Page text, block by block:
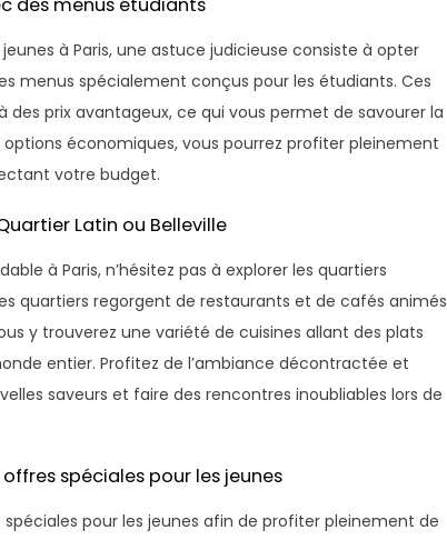
à Paris, une astuce judicieuse consiste à opter
menus spécialement conçus pour les étudiants. Ces
prix avantageux, ce qui vous permet de savourer la
économiques, vous pourrez profiter pleinement
votre budget.
Latin ou Belleville
à Paris, n’hésitez pas à explorer les quartiers
quartiers regorgent de restaurants et de cafés animés
y trouverez une variété de cuisines allant des plats
entier. Profitez de l’ambiance décontractée et
saveurs et faire des rencontres inoubliables lors de
spéciales pour les jeunes
pour les jeunes afin de profiter pleinement de